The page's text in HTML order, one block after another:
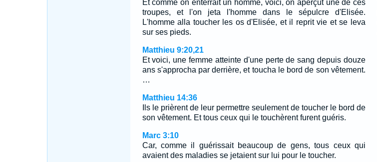
Et comme on enterrait un homme, voici, on aperçut une de ces
troupes, et l'on jeta l'homme dans le sépulcre d'Elisée.
L'homme alla toucher les os d'Elisée, et il reprit vie et se leva
sur ses pieds.
Matthieu 9:20,21
Et voici, une femme atteinte d'une perte de sang depuis douze
ans s'approcha par derrière, et toucha le bord de son vêtement.
…
Matthieu 14:36
Ils le prièrent de leur permettre seulement de toucher le bord de
son vêtement. Et tous ceux qui le touchèrent furent guéris.
Marc 3:10
Car, comme il guérissait beaucoup de gens, tous ceux qui
avaient des maladies se jetaient sur lui pour le toucher.